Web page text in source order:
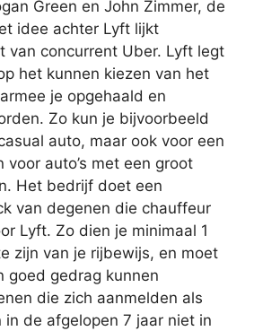
Green en John Zimmer, de
idee achter Lyft lijkt
van concurrent Uber. Lyft legt
het kunnen kiezen van het
je opgehaald en
Zo kun je bijvoorbeeld
auto, maar ook voor een
voor auto’s met een groot
Het bedrijf doet een
van degenen die chauffeur
Lyft. Zo dien je minimaal 1
zijn van je rijbewijs, en moet
goed gedrag kunnen
die zich aanmelden als
in de afgelopen 7 jaar niet in